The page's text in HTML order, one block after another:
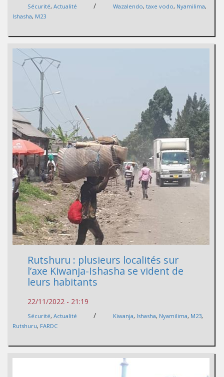
Sécurité, Actualité / Wazalendo, taxe vodo, Nyamilima,
Ishasha, M23
Rutshuru : plusieurs localités sur
l’axe Kiwanja-Ishasha se vident de
leurs habitants
22/11/2022 - 21:19
Sécurité, Actualité / Kiwanja, Ishasha, Nyamilima, M23,
Rutshuru, FARDC